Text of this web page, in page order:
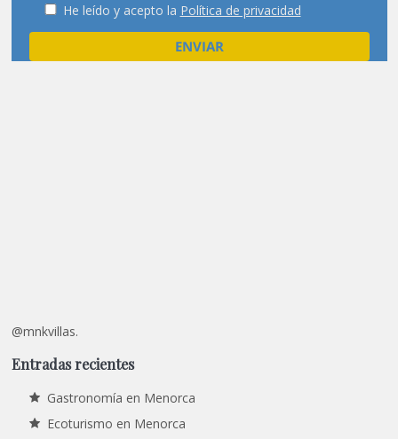
He leído y acepto la Política de privacidad
@mnkvillas.
Entradas recientes
Gastronomía en Menorca
Ecoturismo en Menorca